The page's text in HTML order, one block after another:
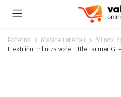
Početna Mašine i uređaji
Mlinovi
Električni mlin za voće Little Farmer